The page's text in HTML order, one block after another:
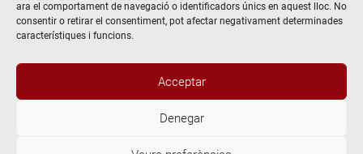
ara el comportament de navegació o identificadors únics en aquest lloc. No
consentir o retirar el consentiment, pot afectar negativament determinades
característiques i funcions.
Acceptar
Denegar
@2026 Escola de teatre El Timbal. Tots els drets reservats